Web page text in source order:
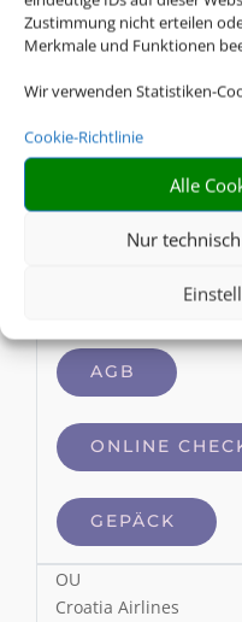
Zustimmung nicht erteilen
Merkmale und Funktionen
Wir verwenden Statistiken-
Cookie-Richtlinie
Alle
Nur
DE
Condor
AGB
ONLINE
GEPÄCK
AGB
ONLINE
GEPÄCK
OU
Croatia Airlines